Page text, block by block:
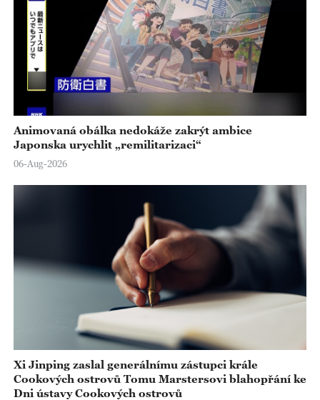
Animovaná obálka nedokáže zakrýt ambice
Japonska urychlit „remilitarizaci“
06-Aug-2026
Xi Jinping zaslal generálnímu zástupci krále
Cookových ostrovů Tomu Marstersovi blahopřání ke
Dni ústavy Cookových ostrovů